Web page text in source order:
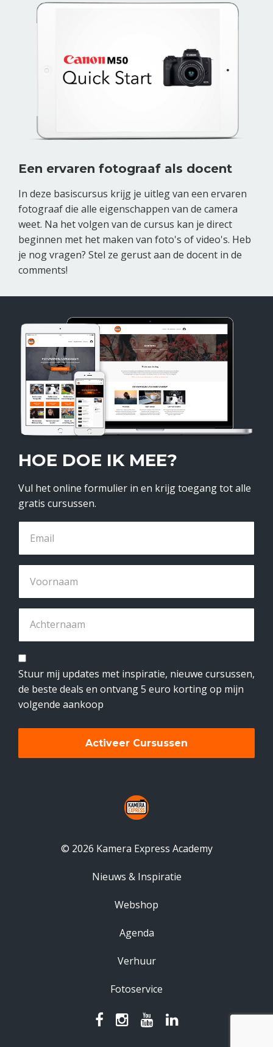
Een ervaren fotograaf als docent
In deze basiscursus krijg je uitleg van een ervaren
fotograaf die alle eigenschappen van de camera
weet. Na het volgen van de cursus kan je direct
beginnen met het maken van foto's of video's. Heb
je nog vragen? Stel ze gerust aan de docent in de
comments!
HOE DOE IK MEE?
Vul het online formulier in en krijg toegang tot alle
gratis cursussen.
Stuur mij updates met inspiratie, nieuwe cursussen,
de beste deals en ontvang 5 euro korting op mijn
volgende aankoop
Activeer Cursussen
© 2026 Kamera Express Academy
Nieuws & Inspiratie
Webshop
Agenda
Verhuur
Fotoservice